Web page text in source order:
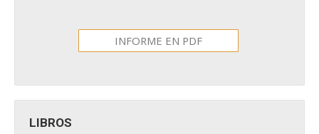
INFORME EN PDF
LIBROS